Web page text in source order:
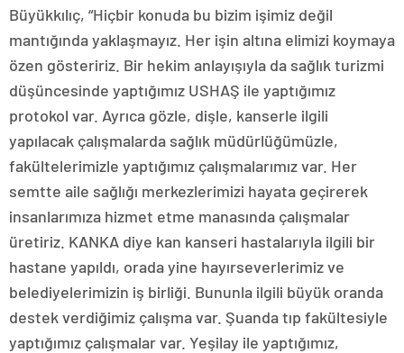
Büyükkılıç, “Hiçbir konuda bu bizim işimiz değil
mantığında yaklaşmayız. Her işin altına elimizi koymaya
özen gösteririz. Bir hekim anlayışıyla da sağlık turizmi
düşüncesinde yaptığımız USHAŞ ile yaptığımız
protokol var. Ayrıca gözle, dişle, kanserle ilgili
yapılacak çalışmalarda sağlık müdürlüğümüzle,
fakültelerimizle yaptığımız çalışmalarımız var. Her
semtte aile sağlığı merkezlerimizi hayata geçirerek
insanlarımıza hizmet etme manasında çalışmalar
üretiriz. KANKA diye kan kanseri hastalarıyla ilgili bir
hastane yapıldı, orada yine hayırseverlerimiz ve
belediyelerimizin iş birliği. Bununla ilgili büyük oranda
destek verdiğimiz çalışma var. Şuanda tıp fakültesiyle
yaptığımız çalışmalar var. Yeşilay ile yaptığımız,